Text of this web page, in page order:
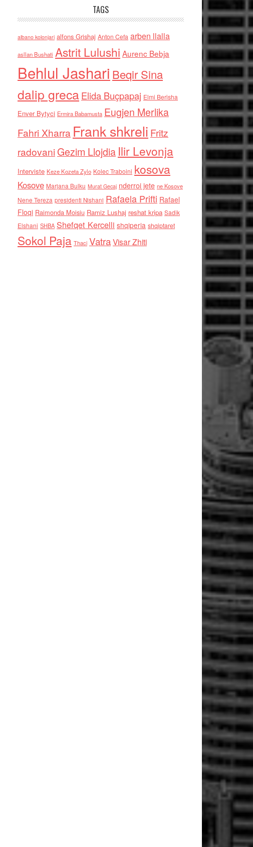
TAGS
albano kolonjari alfons Grishaj Anton Cefa arben llalla
asllan Bushati Astrit Lulushi Aurenc Bebja
Behlul Jashari Beqir Sina
dalip grecaElida Buçpapaj Elmi Berisha
Enver Bytyci Ermira Babamusta Eugjen Merlika
Fahri Xharra Frank shkreli Fritz
radovaniGezim Llojdia Ilir Levonja
Interviste Keze Kozeta Zylo Kolec Traboini kosova
Kosove Marjana Bulku Murat Gecaj nderroi jete ne Kosove
Nene Tereza presidenti Nishani Rafaela Prifti Rafael
Floqi Raimonda Moisiu Ramiz Lushaj reshat kripa Sadik
Elshani SHBA Shefqet Kercelli shqiperia shqiptaret
Sokol Paja Thaci VatraVisar Zhiti